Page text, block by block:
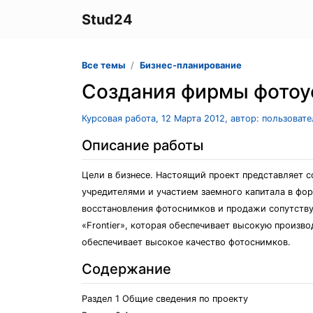
Stud24
Все темы Бизнес-планирование
Создания фирмы
Курсовая работа, 12 Марта 2012, автор:
Описание работы
Цели в бизнесе. Настоящий проект представляет
учредителями и участием заемного капитала в
восстановления фотоснимков и продажи
«Frontier», которая обеспечивает высокую
обеспечивает высокое качество фотоснимков.
Содержание
Раздел 1 Общие сведения по проекту